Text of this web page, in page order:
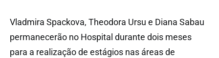
Vladmira Spackova, Theodora Ursu e Diana Sabau
permanecerão no Hospital durante dois meses
para a realização de estágios nas áreas de